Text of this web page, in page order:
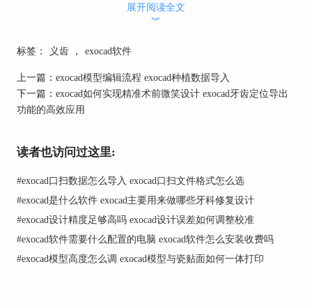
展开阅读全文
︾
标签： 义齿 ， exocad软件
上一篇： exocad模型编辑流程 exocad种植数据导入
下一篇： exocad如何实现精准术前微笑设计 exocad牙齿定位导出
功能的高效应用
读者也访问过这里:
#exocad口扫数据怎么导入 exocad口扫文件格式怎么选
#exocad是什么软件 exocad主要用来做哪些牙科修复设计
#exocad设计精度足够高吗 exocad设计误差如何调整校准
#exocad软件需要什么配置的电脑 exocad软件怎么安装收费吗
#exocad模型高度怎么调 exocad模型与瓷贴面如何一体打印